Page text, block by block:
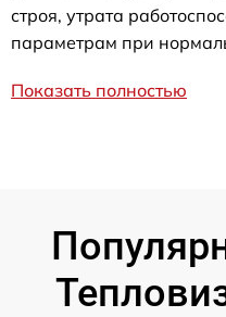
строя, утрата
параметрам при
Показать полностью